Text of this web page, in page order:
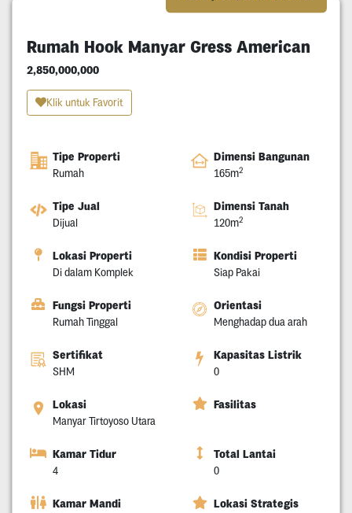
Rumah Hook Manyar Gress American
2,850,000,000
Klik untuk Favorit
Tipe Properti
Rumah
Dimensi Bangunan
165m2
Tipe Jual
Dijual
Dimensi Tanah
120m2
Lokasi Properti
Di dalam Komplek
Kondisi Properti
Siap Pakai
Fungsi Properti
Rumah Tinggal
Orientasi
Menghadap dua arah
Sertifikat
SHM
Kapasitas Listrik
0
Lokasi
Manyar Tirtoyoso Utara
Fasilitas
Kamar Tidur
4
Total Lantai
0
Kamar Mandi Lokasi Strategis